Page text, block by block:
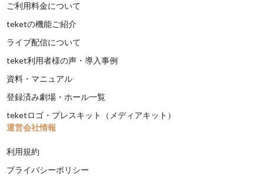
ご利用料金について
teketの機能ご紹介
ライブ配信について
teket利用者様の声・導入事例
資料・マニュアル
登録済み劇場・ホール一覧
teketロゴ・プレスキット（メディアキット）
運営会社情報
利用規約
プライバシーポリシー